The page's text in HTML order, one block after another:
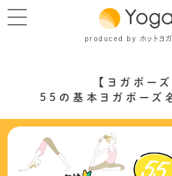
produced by ホットヨ
【ヨガポーズ
55の基本ヨガポーズ